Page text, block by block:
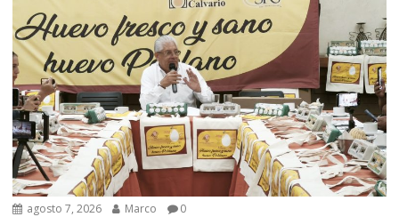
agosto 7, 2026 Marco 0